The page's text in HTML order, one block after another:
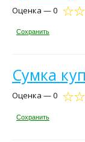
Оценка — 0
Сохранить
Сумка
Оценка — 0
Сохранить